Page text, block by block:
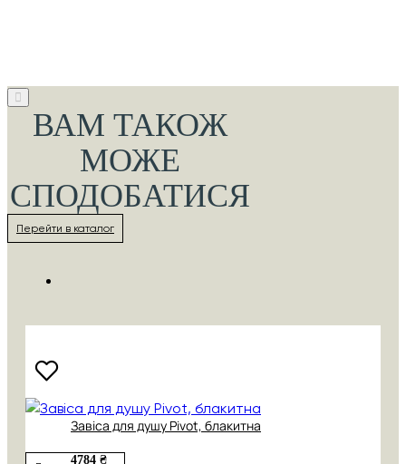
ВАМ ТАКОЖ
МОЖЕ
СПОДОБАТИСЯ
Перейти в каталог
Завіса для душу Pivot, блакитна
4784 ₴